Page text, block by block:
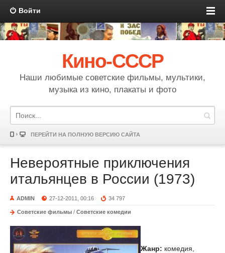
Войти
Кино-СССР
Наши любимые советские фильмы, мультики,
музыка из кино, плакаты и фото
ПЕРЕЙТИ НА ПОЛНУЮ ВЕРСИЮ САЙТА
Невероятные приключения
итальянцев в России (1973)
ADMIN 27-12-2011, 00:16 34 797
Советские фильмы / Советские комедии
Жанр: комедия,